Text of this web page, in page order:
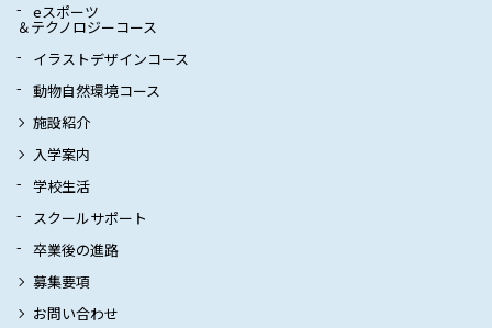
eスポーツ
＆テクノロジーコース
イラストデザインコース
動物自然環境コース
施設紹介
入学案内
学校生活
スクールサポート
卒業後の進路
募集要項
お問い合わせ